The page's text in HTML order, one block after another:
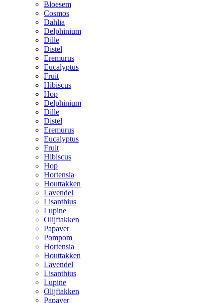
Bloesem
Cosmos
Dahlia
Delphinium
Dille
Distel
Eremurus
Eucalyptus
Fruit
Hibiscus
Hop
Delphinium
Dille
Distel
Eremurus
Eucalyptus
Fruit
Hibiscus
Hop
Hortensia
Houttakken
Lavendel
Lisanthius
Lupine
Olijftakken
Papaver
Pompom
Hortensia
Houttakken
Lavendel
Lisanthius
Lupine
Olijftakken
Papaver